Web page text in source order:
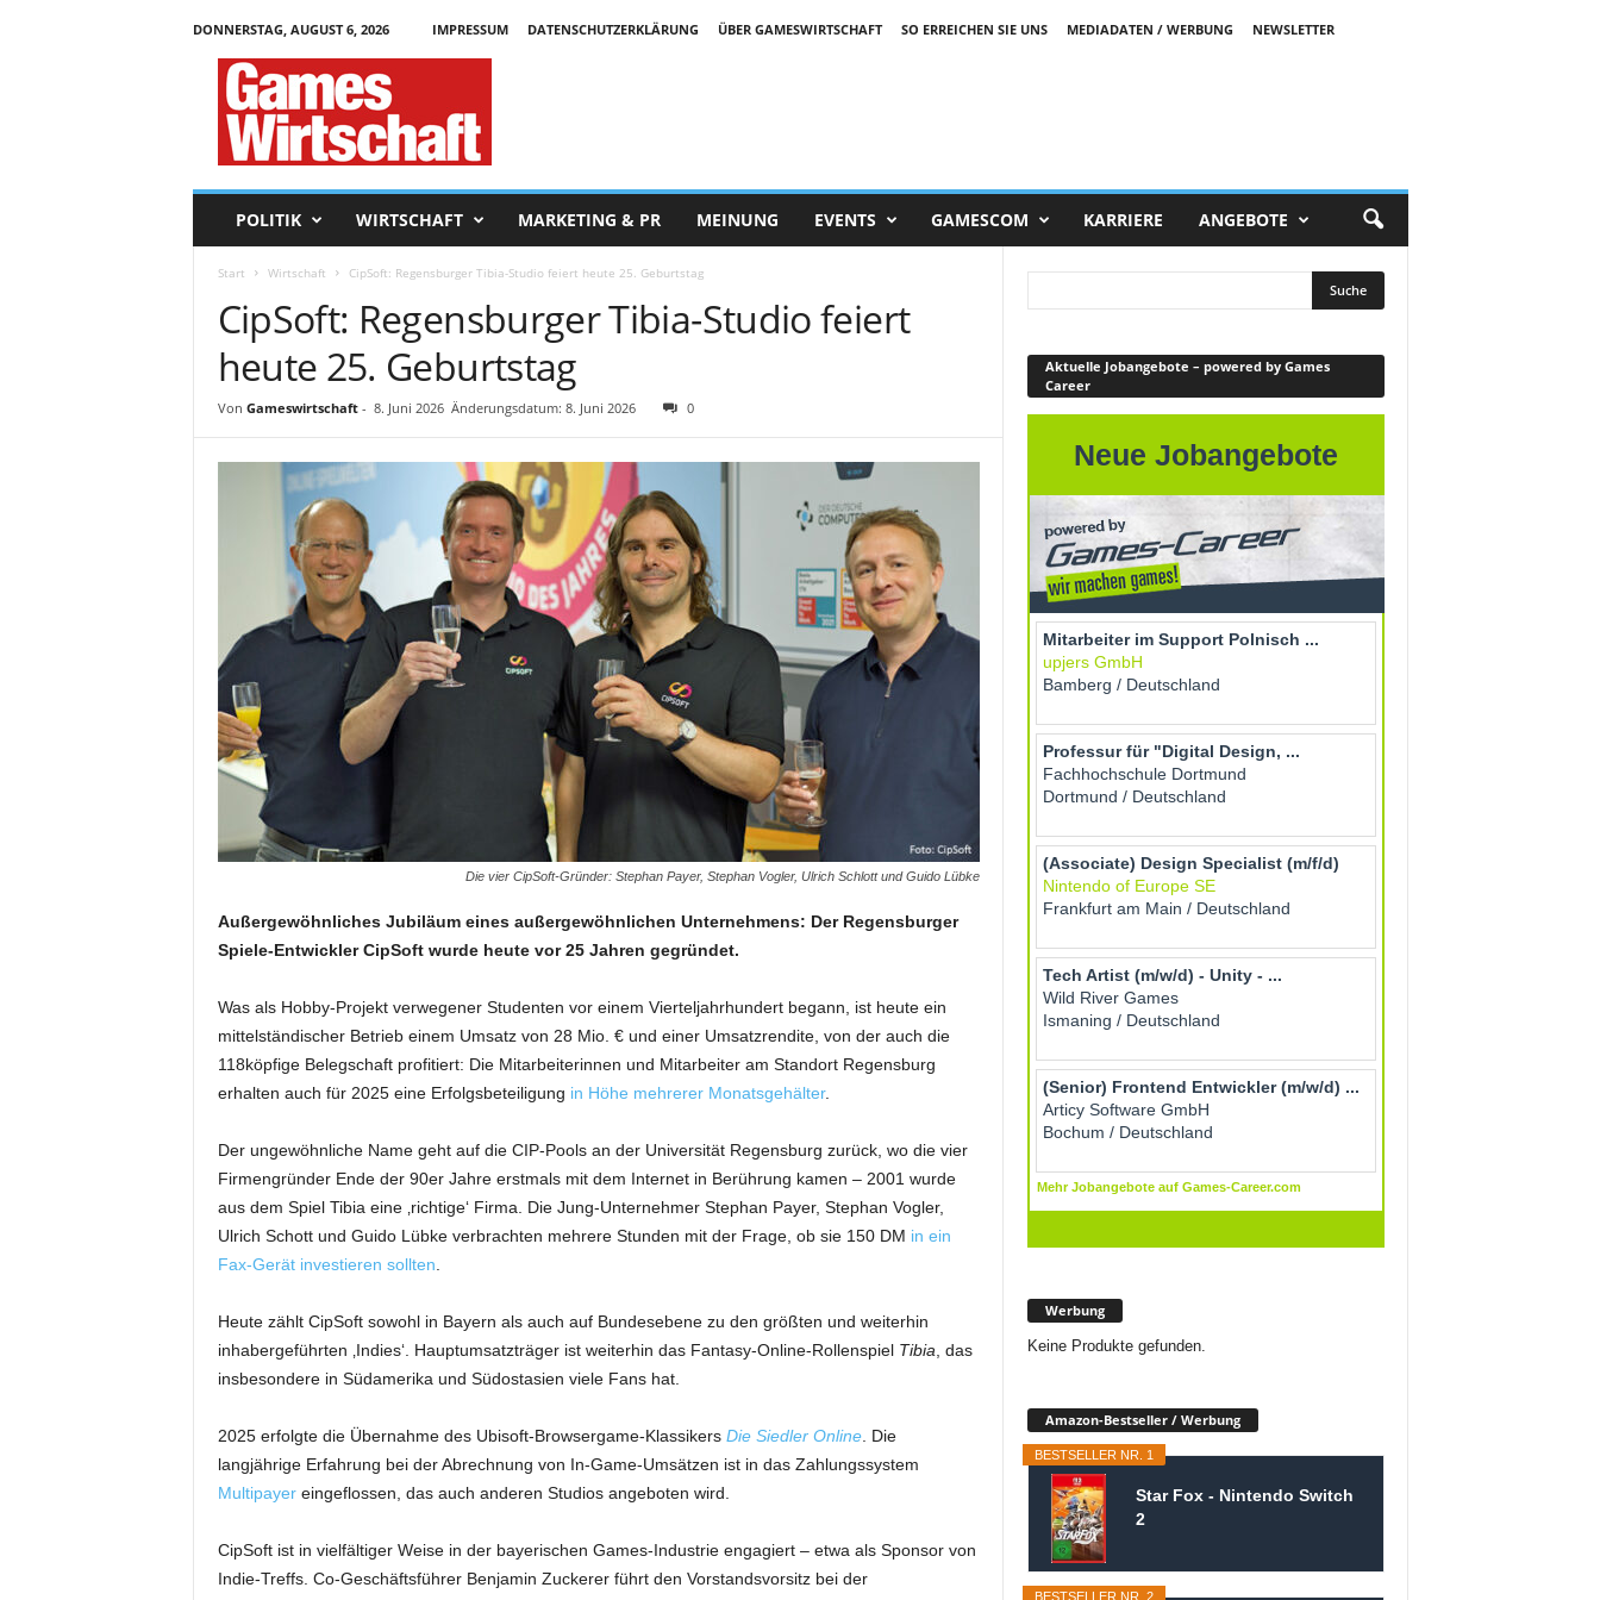
DONNERSTAG, AUGUST 6, 2026 IMPRESSUM DATENSCHUTZERKLÄRUNG ÜBER GAMESWIRTSCHAFT SO ERREICHEN SIE UNS MEDIADATEN / WERBUNG
NEWSLETTER
POLITIK WIRTSCHAFT MARKETING & PR MEINUNG EVENTS GAMESCOM KARRIERE ANGEBOTE
Start Wirtschaft CipSoft: Regensburger Tibia-Studio feiert heute 25. Geburtstag
CipSoft: Regensburger Tibia-Studio feiert
heute 25. Geburtstag
Von Gameswirtschaft- 8. Juni 2026 Änderungsdatum: 8. Juni 2026 0
Die vier CipSoft-Gründer: Stephan Payer, Stephan Vogler, Ulrich Schlott und Guido Lübke
Außergewöhnliches Jubiläum eines außergewöhnlichen Unternehmens: Der Regensburger
Spiele-Entwickler CipSoft wurde heute vor 25 Jahren gegründet.
Was als Hobby-Projekt verwegener Studenten vor einem Vierteljahrhundert begann, ist heute ein
mittelständischer Betrieb einem Umsatz von 28 Mio. € und einer Umsatzrendite, von der auch die
118köpfige Belegschaft profitiert: Die Mitarbeiterinnen und Mitarbeiter am Standort Regensburg
erhalten auch für 2025 eine Erfolgsbeteiligung in Höhe mehrerer Monatsgehälter.
Der ungewöhnliche Name geht auf die CIP-Pools an der Universität Regensburg zurück, wo die vier
Firmengründer Ende der 90er Jahre erstmals mit dem Internet in Berührung kamen – 2001 wurde
aus dem Spiel Tibia eine ‚richtige‘ Firma. Die Jung-Unternehmer Stephan Payer, Stephan Vogler,
Ulrich Schott und Guido Lübke verbrachten mehrere Stunden mit der Frage, ob sie 150 DM in ein
Fax-Gerät investieren sollten
Heute zählt CipSoft sowohl in Bayern als auch auf Bundesebene zu den größten und weiterhin
inhabergeführten ‚Indies‘. Hauptumsatzträger ist weiterhin das Fantasy-Online-Rollenspiel Tibia , das
insbesondere in Südamerika und Südostasien viele Fans hat.
2025 erfolgte die Übernahme des Ubisoft-Browsergame-Klassikers Die Siedler Online. Die
langjährige Erfahrung bei der Abrechnung von In-Game-Umsätzen ist in das Zahlungssystem
Multipayereingeflossen, das auch anderen Studios angeboten wird.
CipSoft ist in vielfältiger Weise in der bayerischen Games-Industrie engagiert – etwa als Sponsor von
Indie-Treffs. Co-Geschäftsführer Benjamin Zuckerer führt den Vorstandsvorsitz bei der
Aktuelle Jobangebote – powered by Games
Career
Werbung
Keine Produkte gefunden.
Amazon-Bestseller / Werbung
BESTSELLER NR. 1
Star Fox - Nintendo Switch
2
BESTSELLER NR. 2